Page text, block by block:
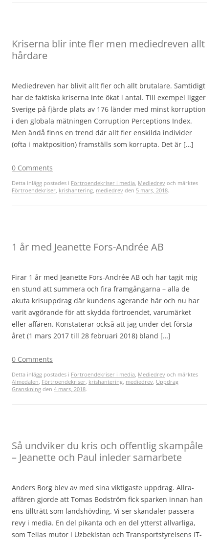
Kriserna blir inte fler men mediedreven allt
hårdare
Mediedreven har blivit allt fler och allt brutalare. Samtidigt
har de faktiska kriserna inte ökat i antal. Till exempel ligger
Sverige på fjärde plats av 176 länder med minst korruption
i den globala mätningen Corruption Perceptions Index.
Men ändå finns en trend där allt fler enskilda individer
(ofta i maktposition) framställs som korrupta. Det är […]
0 Comments
Detta inlägg postades i Förtroendekriser i media, Mediedrev och märktes
Förtroendekriser, krishantering, mediedrev den 5 mars, 2018.
1 år med Jeanette Fors-Andrée AB
Firar 1 år med Jeanette Fors-Andrée AB och har tagit mig
en stund att summera och fira framgångarna – alla de
akuta krisuppdrag där kundens agerande här och nu har
varit avgörande för att skydda förtroendet, varumärket
eller affären. Konstaterar också att jag under det första
året (1 mars 2017 till 28 februari 2018) bland […]
0 Comments
Detta inlägg postades i Förtroendekriser i media, Mediedrev och märktes
Almedalen, Förtroendekriser, krishantering, mediedrev, Uppdrag
Granskning den 4 mars, 2018.
Så undviker du kris och offentlig skampåle
– Jeanette och Paul inleder samarbete
Anders Borg blev av med sina viktigaste uppdrag. Allra-
affären gjorde att Tomas Bodström fick sparken innan han
ens tillträtt som landshövding. Vi ser skandaler passera
revy i media. En del pikanta och en del ytterst allvarliga,
som Telias mutor i Uzbekistan och Transportstyrelsens IT-